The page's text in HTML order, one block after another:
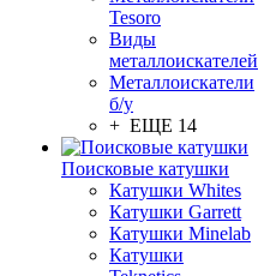
Tesoro
Виды
металлоискателей
Металлоискатели
б/у
+ ЕЩЕ 14
Поисковые катушки
Катушки Whites
Катушки Garrett
Катушки Minelab
Катушки